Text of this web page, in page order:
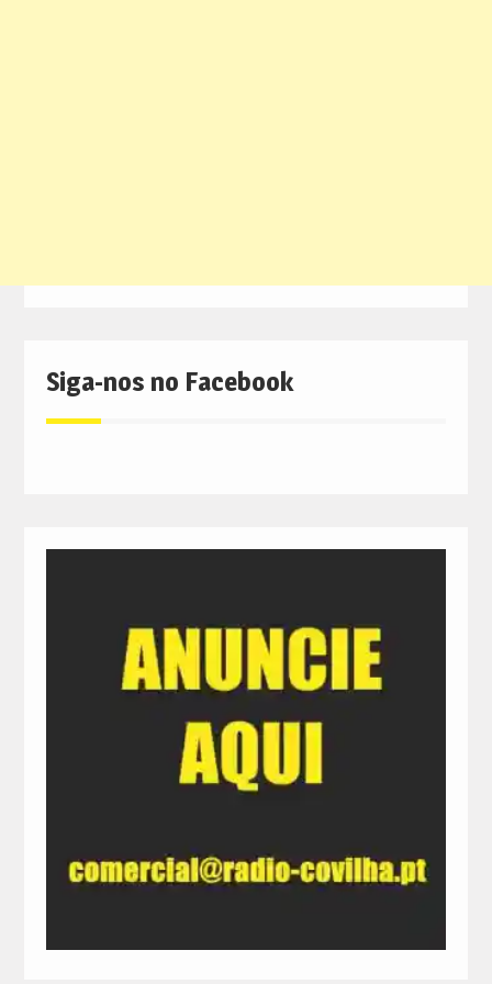
Siga-nos no Facebook